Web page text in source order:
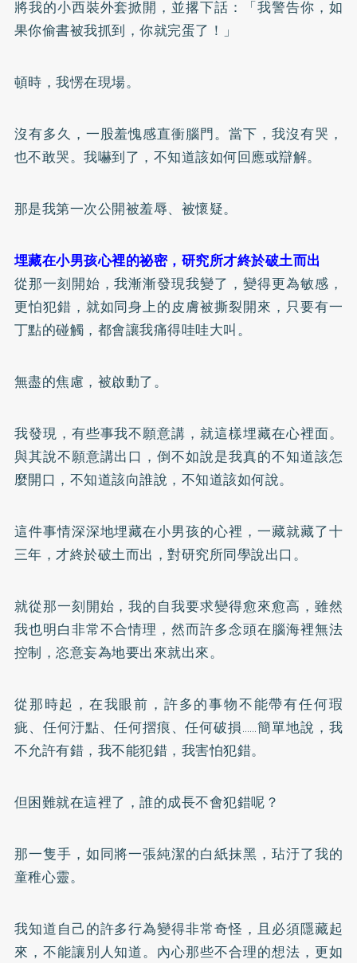
將我的小西裝外套掀開，並撂下話：「我警告你，如
果你偷書被我抓到，你就完蛋了！」
頓時，我愣在現場。
沒有多久，一股羞愧感直衝腦門。當下，我沒有哭，
也不敢哭。我嚇到了，不知道該如何回應或辯解。
那是我第一次公開被羞辱、被懷疑。
埋藏在小男孩心裡的祕密，研究所才終於破土而出
從那一刻開始，我漸漸發現我變了，變得更為敏感，
更怕犯錯，就如同身上的皮膚被撕裂開來，只要有一
丁點的碰觸，都會讓我痛得哇哇大叫。
無盡的焦慮，被啟動了。
我發現，有些事我不願意講，就這樣埋藏在心裡面。
與其說不願意講出口，倒不如說是我真的不知道該怎
麼開口，不知道該向誰說，不知道該如何說。
這件事情深深地埋藏在小男孩的心裡，一藏就藏了十
三年，才終於破土而出，對研究所同學說出口。
就從那一刻開始，我的自我要求變得愈來愈高，雖然
我也明白非常不合情理，然而許多念頭在腦海裡無法
控制，恣意妄為地要出來就出來。
從那時起，在我眼前，許多的事物不能帶有任何瑕
疵、任何汙點、任何摺痕、任何破損……簡單地說，我
不允許有錯，我不能犯錯，我害怕犯錯。
但困難就在這裡了，誰的成長不會犯錯呢？
那一隻手，如同將一張純潔的白紙抹黑，玷汙了我的
童稚心靈。
我知道自己的許多行為變得非常奇怪，且必須隱藏起
來，不能讓別人知道。內心那些不合理的想法，更如